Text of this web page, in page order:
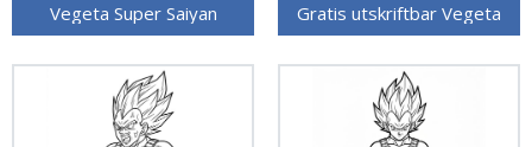
Vegeta Super Saiyan Gratis utskriftbar Vegeta